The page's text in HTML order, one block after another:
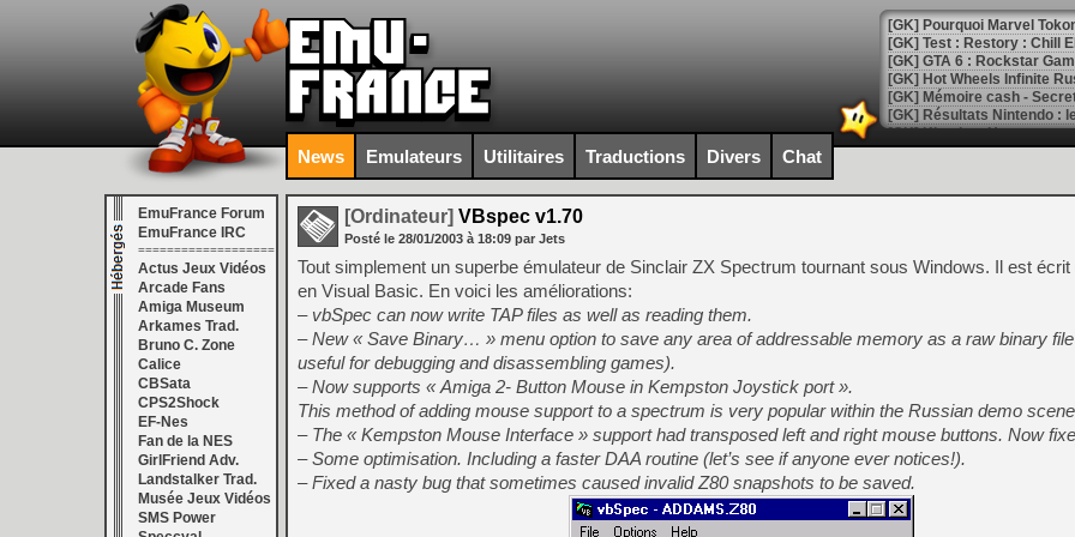
[GK] Pourquoi Marvel
[GK] Test : Restory : Chill
[GK] GTA 6 : Rockstar
[GK] Hot Wheels Infinite
[GK] Mémoire cash -
[GK] Résultats Nintendo :
[GK] Déjà des
[Mo5] Brickboy cherche à
[GK] Minecraft et ses «
[GK] Beast of
[GK] Ubisoft : fin de partie
[GK] Mémoire cash -
[GK] Dan Houser (GTA)
[GK] Comment EA Sports
[GK] Crimson Moon : un
[GK] Isle of Reveries : le
[GK] Moonlighter 2 : The
[GK] Capcom relance
[Mo5] Deux inédits du
[GK] Le beat'em up The
[GK] Endless Legend 2 :
News Emulateurs Utilitaires Traductions Divers Chat
EmuFrance Forum
EmuFrance IRC
===================
Actus Jeux Vidéos
Arcade Fans
Amiga Museum
Arkames Trad.
Bruno C. Zone
Calice
CBSata
CPS2Shock
EF-Nes
Fan de la NES
GirlFriend Adv.
Landstalker Trad.
Musée Jeux Vidéos
SMS Power
[Ordinateur] VBspec v1.70
Posté le 28/01/2003 à 18:09 par Jets
Tout simplement un superbe émulateur de Sinclair ZX Spectrum tournant sous Windows. Il est
en Visual Basic. En voici les améliorations:
– vbSpec can now write TAP files as well as reading them.
– New « Save Binary… » menu option to save any area of addressable memory as a raw binary
useful for debugging and disassembling games).
– Now supports « Amiga 2- Button Mouse in Kempston Joystick port ».
This method of adding mouse support to a spectrum is very popular within the Russian demo
– The « Kempston Mouse Interface » support had transposed left and right mouse buttons. Now
– Some optimisation. Including a faster DAA routine (let’s see if anyone ever notices!).
– Fixed a nasty bug that sometimes caused invalid Z80 snapshots to be saved.